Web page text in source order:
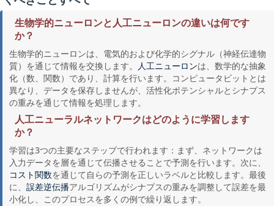
生物学的ニューロンと人工ニューロンの違いは何です
か？
生物学的ニューロンは、電気的および化学的シグナル（神経伝達物
質）を通じて情報を交換します。
人工ニューロンは、数学的な抽象
化（数、関数）であり、計算を行います。コンピュータビットとは
異なり、データを保存しませんが、活性化ポテンシャルとシナプス
の重みを通じて情報を処理します。
人工ニューラルネットワークはどのように学習します
か？
学習は3つの主要なステップで行われます：まず、ネットワークは
入力データを層を通じて伝播させることで予測を行います。次に、
コスト関数を通じて自らの予測を正しいラベルと比較します。最後
に、誤差逆伝播アルゴリズムがシナプスの重みを調整して誤差を最
小化し、このプロセスを多くの例で繰り返します。